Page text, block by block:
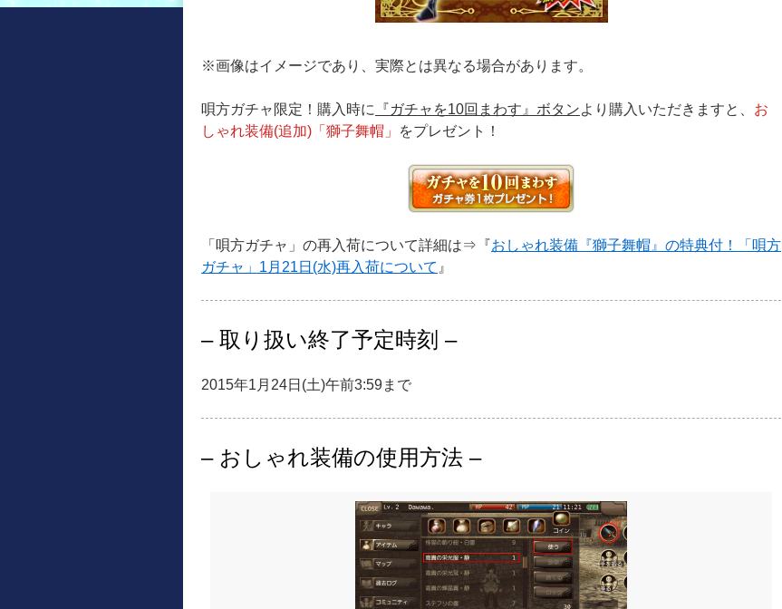
※画像はイメージであり、実際とは異なる場合があります。
唄方ガチャ限定！購入時に 『ガチャを10回まわす』ボタンより購入いただきますと、 お
しゃれ装備(追加)「獅子舞帽」
をプレゼント！
「唄方ガチャ」の再入荷について詳細は⇒『おしゃれ装備『獅子舞帽』の特典付！「唄方
ガチャ」1月21日(水)再入荷について 』
– 取り扱い終了予定時刻 –
2015年1月24日(土)午前3:59まで
– おしゃれ装備の使用方法 –